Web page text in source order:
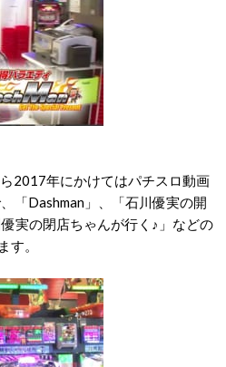
2017年にかけてはパチスロ動画
「Dashman」、「石川優実の開
実の閉店ちゃんが行く♪」などの
す。